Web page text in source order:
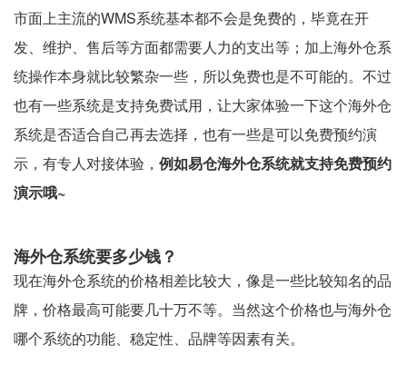
市面上主流的WMS系统基本都不会是免费的，毕竟在开
发、维护、售后等方面都需要人力的支出等；加上海外仓系
统操作本身就比较繁杂一些，所以免费也是不可能的。不过
也有一些系统是支持免费试用，让大家体验一下这个海外仓
系统是否适合自己再去选择，也有一些是可以免费预约演
示，有专人对接体验， 例如易仓海外仓系统就支持免费预约
演示哦~
海外仓系统要多少钱？
现在海外仓系统的价格相差比较大，像是一些比较知名的品
牌，价格最高可能要几十万不等。当然这个价格也与海外仓
哪个系统的功能、稳定性、品牌等因素有关。